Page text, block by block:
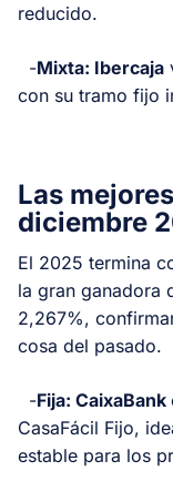
reducido.
-Mixta: Ibercaja
con su tramo fijo
Las
diciembre
El 2025 termina
la gran ganadora
2,267%,
cosa del pasado.
-Fija: CaixaBank
CasaFácil Fijo,
estable para los